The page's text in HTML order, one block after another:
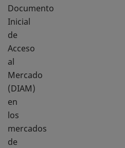
Documento
Inicial
de
Acceso
al
Mercado
(DIAM)
en
los
mercados
de